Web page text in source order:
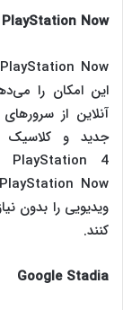
PlayStation Now
این امکان را
آنلاین از
جدید و کلاسیک
ویدیویی را بدون
کنند.
Google Stadia